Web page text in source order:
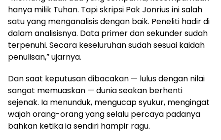
hanya milik Tuhan. Tapi skripsi Pak Jonrius ini salah
satu yang menganalisis dengan baik. Peneliti hadir di
dalam analisisnya. Data primer dan sekunder sudah
terpenuhi. Secara keseluruhan sudah sesuai kaidah
penulisan,” ujarnya.
Dan saat keputusan dibacakan — lulus dengan nilai
sangat memuaskan — dunia seakan berhenti
sejenak. Ia menunduk, mengucap syukur, mengingat
wajah orang-orang yang selalu percaya padanya
bahkan ketika ia sendiri hampir ragu.